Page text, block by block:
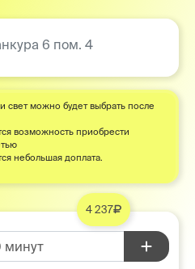
6 пом. 4
свет можно будет выбрать после
возможность приобрести
небольшая доплата.
4 237
минут